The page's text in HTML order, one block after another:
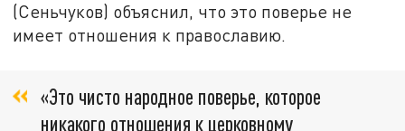
(Сеньчуков) объяснил, что это поверье не
имеет отношения к православию.
«Это чисто народное поверье, которое
никакого отношения к церковному